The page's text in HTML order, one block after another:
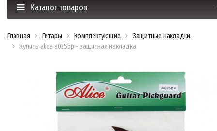
Каталог товаров
Главная Гитары Комплектующие
Защитные накладки
Купить alice a025bp - защитная накладка